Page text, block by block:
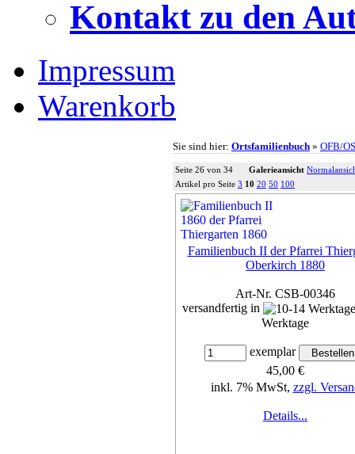
Kontakt zu den
Impressum
Warenkorb
Sie sind hier: Ortsfamilienbuch » OFB/
Seite 26 von 34 Galerieansicht
Artikel pro Seite 3 10 20 50 100
Familienbuch II der Pfarrei
Oberkirch 1880
Art-Nr. CSB-00346
versandfertig in
Werktage
exemplar
45,00 €
inkl. 7% MwSt, zzgl.
Details...